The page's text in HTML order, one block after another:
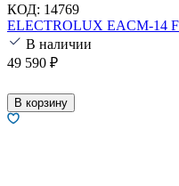
КОД: 14769
ELECTROLUX EACM-14
В наличии
49 590 ₽
В корзину